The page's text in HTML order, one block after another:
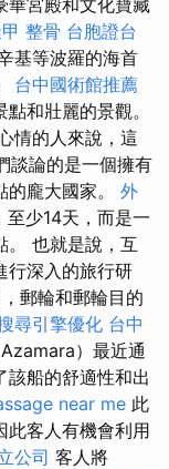
華宮殿和文化寶藏
整骨 台胞證台
基等波羅的海首
台中國術館推薦
和壯麗的景觀。
情的人來說，這
談論的是一個擁有
龐大國家。 外
少14天，而是一
。 也就是說，互
行深入的旅行研
郵輪和郵輪目的
尋引擎優化 台中
）最近通
該船的舒適性和出
near me 此
此客人有機會利用
公司 客人將